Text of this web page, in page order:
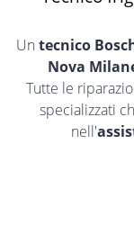
Un tecnico
Nova
Tutte le
specializzati
nell'